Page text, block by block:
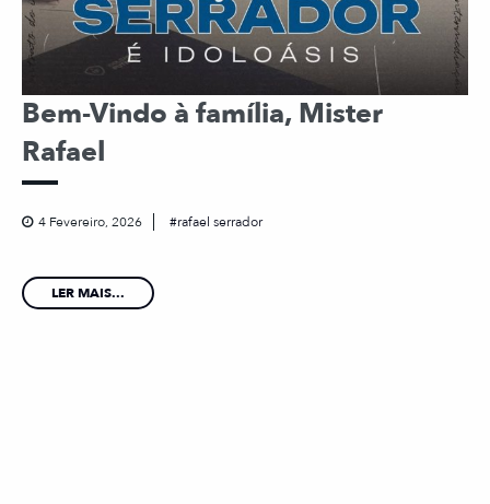
Bem-Vindo à família, Mister
Rafael
4 Fevereiro, 2026 rafael serrador
LER MAIS...